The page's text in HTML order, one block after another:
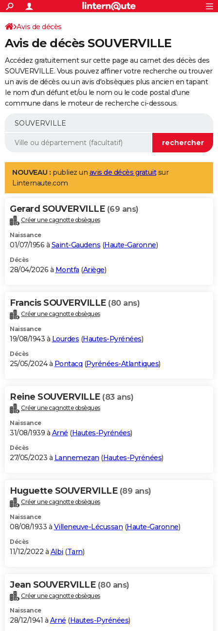
ACTUALITÉS
Politique
Société
Faits Divers
Education
Monde
Villes
+
SPORT
Coupe du monde 2026
Football
Tennis
Cyclisme
Rugby
Forum
Programme TV
TNT
Streaming
Cinéma
Sorties cinéma
Musique
+
FINANCE
Impôts
Immobilier
Risques naturels par ville
Banque
Assurance
Crédit
AUTO
Essais
Réserver un essai
Citadines
Berlines
SUV
Forum auto
+
Mobiles
Meilleur smartphone
Internet
Ordinateurs
Jeux vidéo
Guide high-tech
Aménagement intérieur
LIFESTYLE
Art de vivre
Bien-être
Loisirs
Mode
Modes de vie
Alimentation
Guide de la santé
Maladies
Médicaments
Sommeil
VOYAGE
Destinations
City break
Voyage nature
Voyage de noces
Forum
Climat
+PHOTO
GUIDES D'ACHAT
BONS PLANS
Carte de Noël
Carte Bonne année
Carte Saint-Valentin
Carte Pâques
Carte d'anniversaire
DICTIONNAIRE
Dictionnaire
Biographies
Citations
Expressions
Proverbes
PROGRAMME TV
S'inscrire
Se connecter
Lycées
Collèges
Primaires
Universités
Entreprises
Service militaire
Avis de recherche
AVIS DE DÉCÈS
Bricolage
Lifestyle
Culture
Sport
Auto
Television
Voyage
Cinema
Avis de décès
Avis de décès SOUVERVILLE
Accédez gratuitement sur cette page au carnet des décès des
SOUVERVILLE. Vous pouvez affiner votre recherche ou trouver
un avis de décès ou un avis d'obsèques plus ancien en tapant
le nom d'un défunt et/ou le nom ou le code postal d'une
commune dans le moteur de recherche ci-dessous.
NOUVEAU : publiez un avis de décès gratuitsur
Linternaute.com
Gerard SOUVERVILLE (69 ans)
Créer une cagnotte obsèques
Naissance
01/07/1956 à Saint-Gaudens (Haute-Garonne)
Décès
28/04/2026 à Montfa (Ariège)
Francis SOUVERVILLE (80 ans)
Créer une cagnotte obsèques
Naissance
19/08/1943 à Lourdes (Hautes-Pyrénées)
Décès
25/05/2024 à Pontacq (Pyrénées-Atlantiques)
Reine SOUVERVILLE (83 ans)
Créer une cagnotte obsèques
Naissance
31/08/1939 à Arné (Hautes-Pyrénées)
Décès
27/05/2023 à Lannemezan (Hautes-Pyrénées)
Huguette SOUVERVILLE (89 ans)
Créer une cagnotte obsèques
Naissance
08/08/1933 à Villeneuve-Lécussan (Haute-Garonne)
Décès
11/12/2022 à Albi (Tarn)
Jean SOUVERVILLE (80 ans)
Créer une cagnotte obsèques
Naissance
28/12/1941 à Arné (Hautes-Pyrénées)